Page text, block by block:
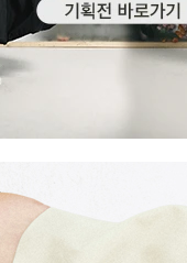
가능 쿠폰
상품이에요